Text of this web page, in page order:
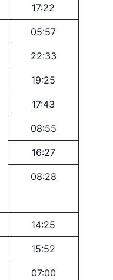
доверия
04
68
17:22
05:57
22:33
19:25
17:43
08:55
16:27
08:28
14:25
15:52
07:00